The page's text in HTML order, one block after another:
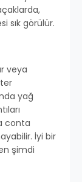
sık görülür.
veya
yağ
conta
İyi bir
şimdi